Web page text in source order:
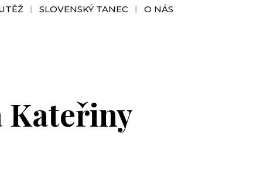
SLOVENSKÝ TANEC O NÁS
Kateřiny